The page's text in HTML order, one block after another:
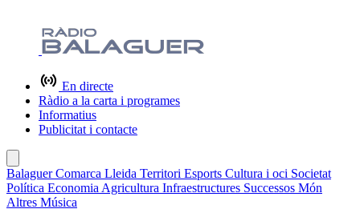
En directe
Ràdio a la carta i programes
Informatius
Publicitat i contacte
BalaguerComarca Lleida Territori Esports Cultura i oci Societat
Política Economia Agricultura Infraestructures Successos Món
Altres Música